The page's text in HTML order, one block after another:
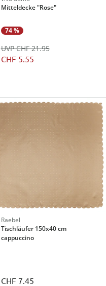
Mitteldecke "Rose"
74 %
CHF 5.55
UVP CHF 21.95
Raebel
Tischläufer 150x40 cm
cappuccino
CHF 7.45